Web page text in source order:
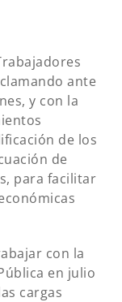
ante
y con la
de los
de
para facilitar
con la
en julio
cargas